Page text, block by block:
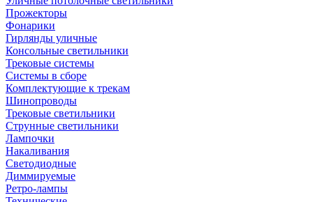
Прожекторы
Фонарики
Гирлянды уличные
Консольные светильники
Трековые системы
Системы в сборе
Комплектующие к трекам
Шинопроводы
Трековые светильники
Струнные светильники
Лампочки
Накаливания
Светодиодные
Диммируемые
Ретро-лампы